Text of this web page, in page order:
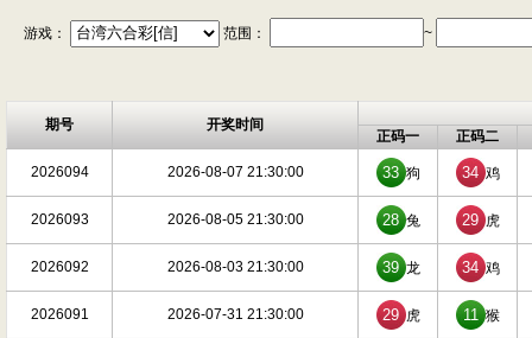
游戏： 范围： ~
期号 开奖时间
正码一 正码二
2026094 2026-08-07 21:30:00 33 狗 34 鸡
2026093 2026-08-05 21:30:00 28 兔 29 虎
2026092 2026-08-03 21:30:00 39 龙 34 鸡
2026091 2026-07-31 21:30:00 29 虎 11 猴